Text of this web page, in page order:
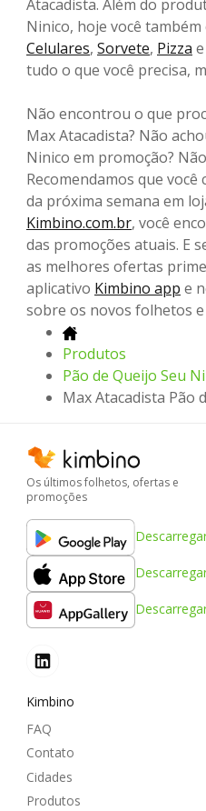
Atacadista. Além do
Ninico, hoje você
Celulares, Sorvete, Pizza e
tudo o que você precisa,
Não encontrou o que
Max Atacadista? Não
Ninico em promoção?
Recomendamos que
da próxima semana em
Kimbino.com.br, você
das promoções atuais. E
as melhores ofertas
aplicativo Kimbino app e
sobre os novos folhetos
Produtos
Pão de Queijo Seu
Max Atacadista Pão
Os últimos folhetos, ofertas e
promoções
Kimbino
FAQ
Contato
Cidades
Produtos